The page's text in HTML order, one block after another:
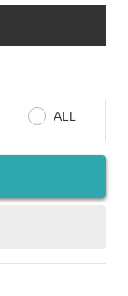
ALL